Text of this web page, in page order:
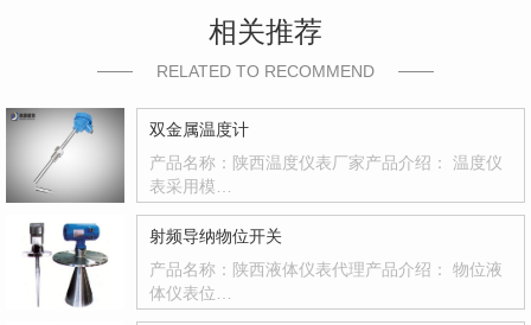
相关推荐
RELATED TO RECOMMEND
双金属温度计
产品名称：陕西温度仪表厂家产品介绍： 温度仪
表采用模…
射频导纳物位开关
产品名称：陕西液体仪表代理产品介绍： 物位液
体仪表位…